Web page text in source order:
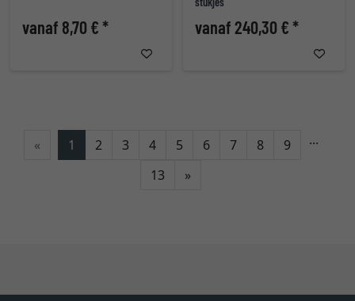
vanaf 8,70 € * vanaf 240,30 € *
« 1 2 3 4 5 6 7 8 9 ...
13 »Verder